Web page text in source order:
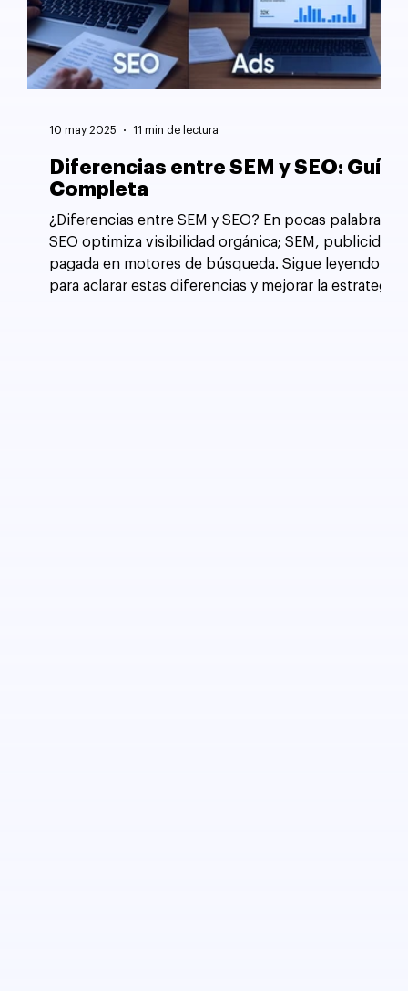
Diferencias entre SEM y SEO: Guía
Completa
¿Diferencias entre SEM y SEO? En pocas palabras,
SEO optimiza visibilidad orgánica; SEM, publicidad
pagada en motores de búsqueda. Sigue leyendo
para aclarar estas diferencias y mejorar la estrategia
10 may 2025 11 min de lectura